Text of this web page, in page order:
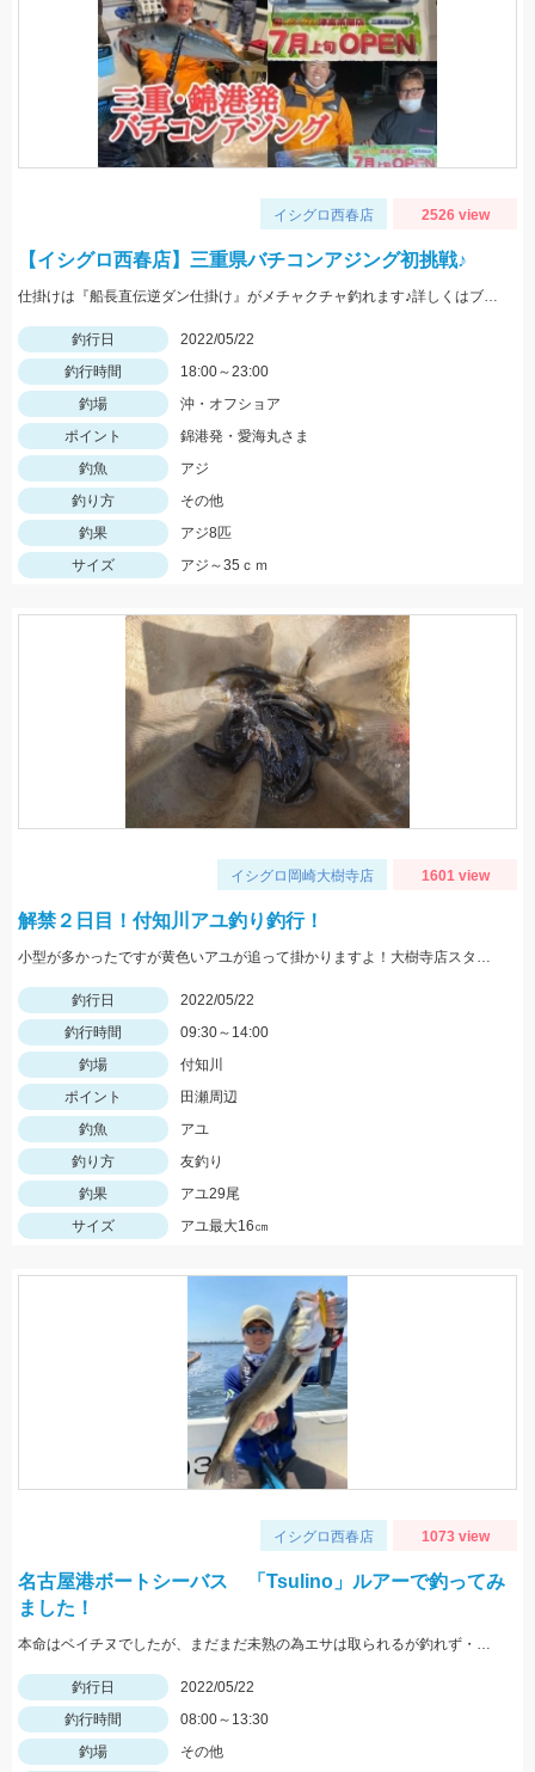
イシグロ西春店 2526 view
【イシグロ西春店】三重県バチコンアジング初挑戦♪
仕掛けは『船長直伝逆ダン仕掛け』がメチャクチャ釣れます♪詳しくはブログをご覧ください‼
釣行日
2022/05/22
釣行時間
18:00～23:00
釣場
沖・オフショア
ポイント
錦港発・愛海丸さま
釣魚
アジ
釣り方
その他
釣果
アジ8匹
サイズ
アジ～35ｃｍ
イシグロ岡崎大樹寺店 1601 view
解禁２日目！付知川アユ釣り釣行！
小型が多かったですが黄色いアユが追って掛かりますよ！大樹寺店スタッフ岩崎釣行
釣行日
2022/05/22
釣行時間
09:30～14:00
釣場
付知川
ポイント
田瀬周辺
釣魚
アユ
釣り方
友釣り
釣果
アユ29尾
サイズ
アユ最大16㎝
イシグロ西春店 1073 view
名古屋港ボートシーバス 「Tsulino」ルアーで釣ってみ
ました！
本命はベイチヌでしたが、まだまだ未熟の為エサは取られるが釣れず・・・
釣行日
2022/05/22
釣行時間
08:00～13:30
釣場
その他